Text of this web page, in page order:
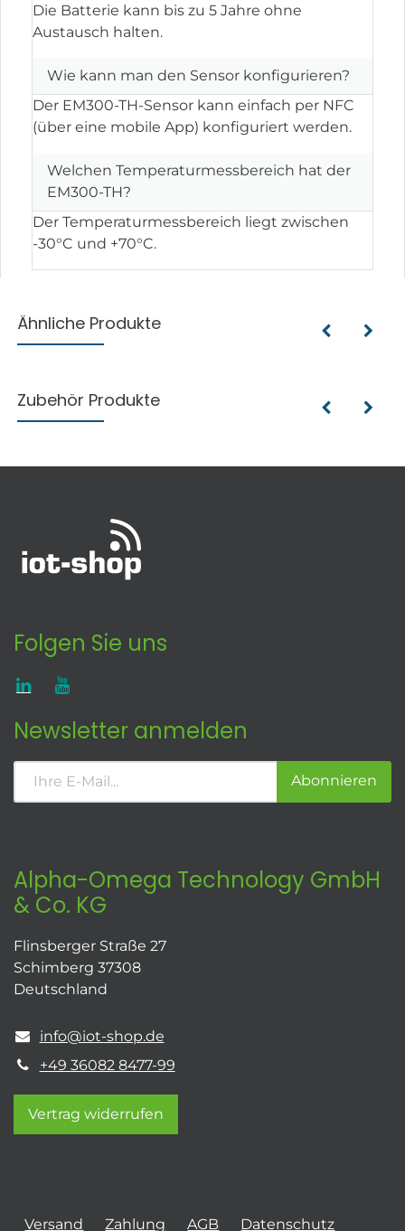
Die Batterie kann bis zu 5 Jahre ohne
Austausch halten.
Wie kann man den Sensor konfigurieren?
Der EM300-TH-Sensor kann einfach per NFC
(über eine mobile App) konfiguriert werden.
Welchen Temperaturmessbereich hat der
EM300-TH?
Der Temperaturmessbereich liegt zwischen
-30°C und +70°C.
Ähnliche Produkte
Zubehör Produkte
Folgen Sie uns
Newsletter anmelden
Abonnieren
Alpha-Omega Technology GmbH
& Co. KG
Flinsberger Straße 27
Schimberg 37308
Deutschland
info@iot-shop.de
+49 36082 8477-99
Vertrag widerrufen
Versand Zahlung AGB Datenschutz